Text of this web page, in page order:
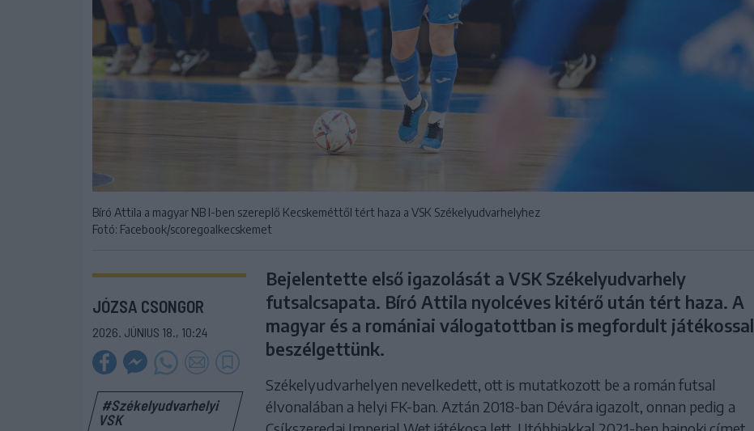
Bíró Attila a magyar NB I-ben szereplő Kecskeméttől tért haza a VSK Székelyudvarhelyhez
Fotó: Facebook/scoregoalkecskemet
JÓZSA CSONGOR
2026. JÚNIUS 18., 10:24
#Székelyudvarhelyi
VSK
Bejelentette első igazolását a VSK Székelyudvarhely
futsalcsapata. Bíró Attila nyolcéves kitérő után tért haza. A
magyar és a romániai válogatottban is megfordult játékossal
beszélgettünk.
Székelyudvarhelyen nevelkedett, ott is mutatkozott be a román futsal
élvonalában a helyi FK-ban. Aztán 2018-ban Dévára igazolt, onnan pedig a